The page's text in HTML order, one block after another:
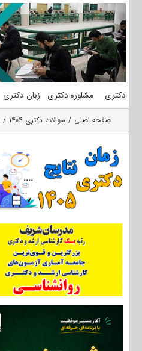
محتوا
دکتری مشاوره دکتری زبان دکتری
صفحه اصلی سوالات دکتری ۱۴۰۴